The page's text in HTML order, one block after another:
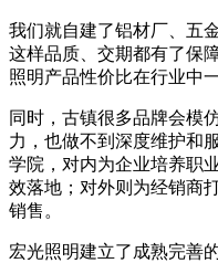
我们就自建了铝材厂、五
这样品质、交期都有了保
照明产品性价比在行业中
同时，古镇很多品牌会模
力，也做不到深度维护和
学院，对内为企业培养职
效落地；对外则为经销商
销售。
宏光照明建立了成熟完善